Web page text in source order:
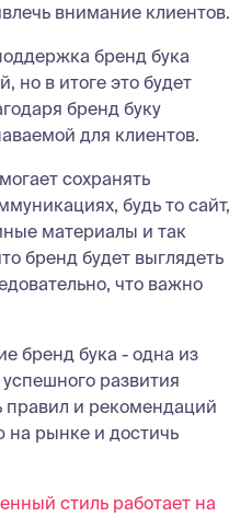
внимание клиентов.
бренд бука
но в итоге это будет
бренд буку
для клиентов.
сохранять
будь то сайт,
материалы и так
бренд будет выглядеть
что важно
бренд бука - одна из
развития
и рекомендаций
на рынке и достичь
стиль работает на